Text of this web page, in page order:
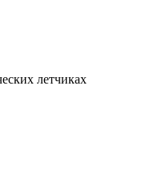
летчиках